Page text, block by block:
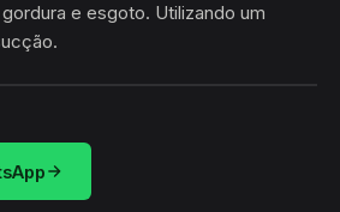
e esgoto. Utilizando um